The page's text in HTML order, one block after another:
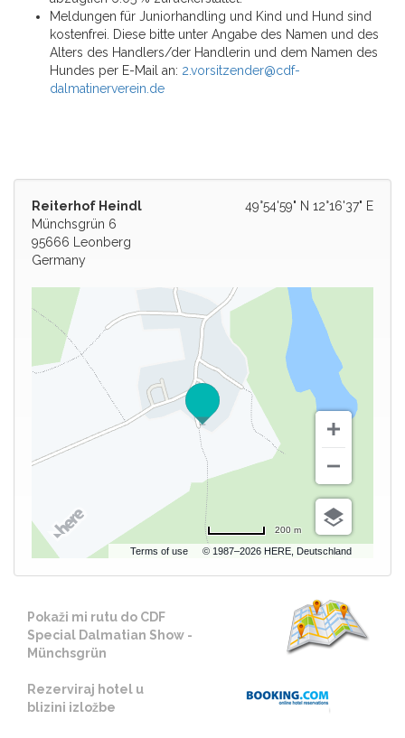
Meldungen für Juniorhandling und Kind und Hund sind
kostenfrei. Diese bitte unter Angabe des Namen und des
Alters des Handlers/der Handlerin und dem Namen des
Hundes per E-Mail an: 2.vorsitzender@cdf-
dalmatinerverein.de
49°54'59" N 12°16'37" E
Reiterhof Heindl
Münchsgrün 6
95666 Leonberg
Germany
Terms of use © 1987–2026 HERE, Deutschland
200 m
Pokaži mi rutu do CDF
Special Dalmatian Show -
Münchsgrün
Rezerviraj hotel u
blizini izložbe